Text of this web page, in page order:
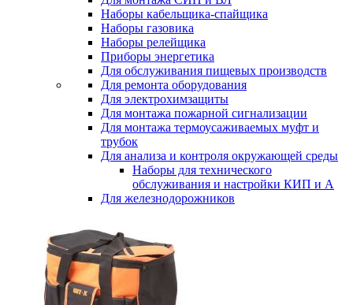
Наборы кабельщика-спайщика
Наборы газовика
Наборы релейщика
Приборы энергетика
Для обслуживания пищевых производств
Для ремонта оборудования
Для электрохимзащиты
Для монтажа пожарной сигнализации
Для монтажа термоусаживаемых муфт и
трубок
Для анализа и контроля окружающей среды
Наборы для технического
обслуживания и настройки КИП и А
Для железнодорожников